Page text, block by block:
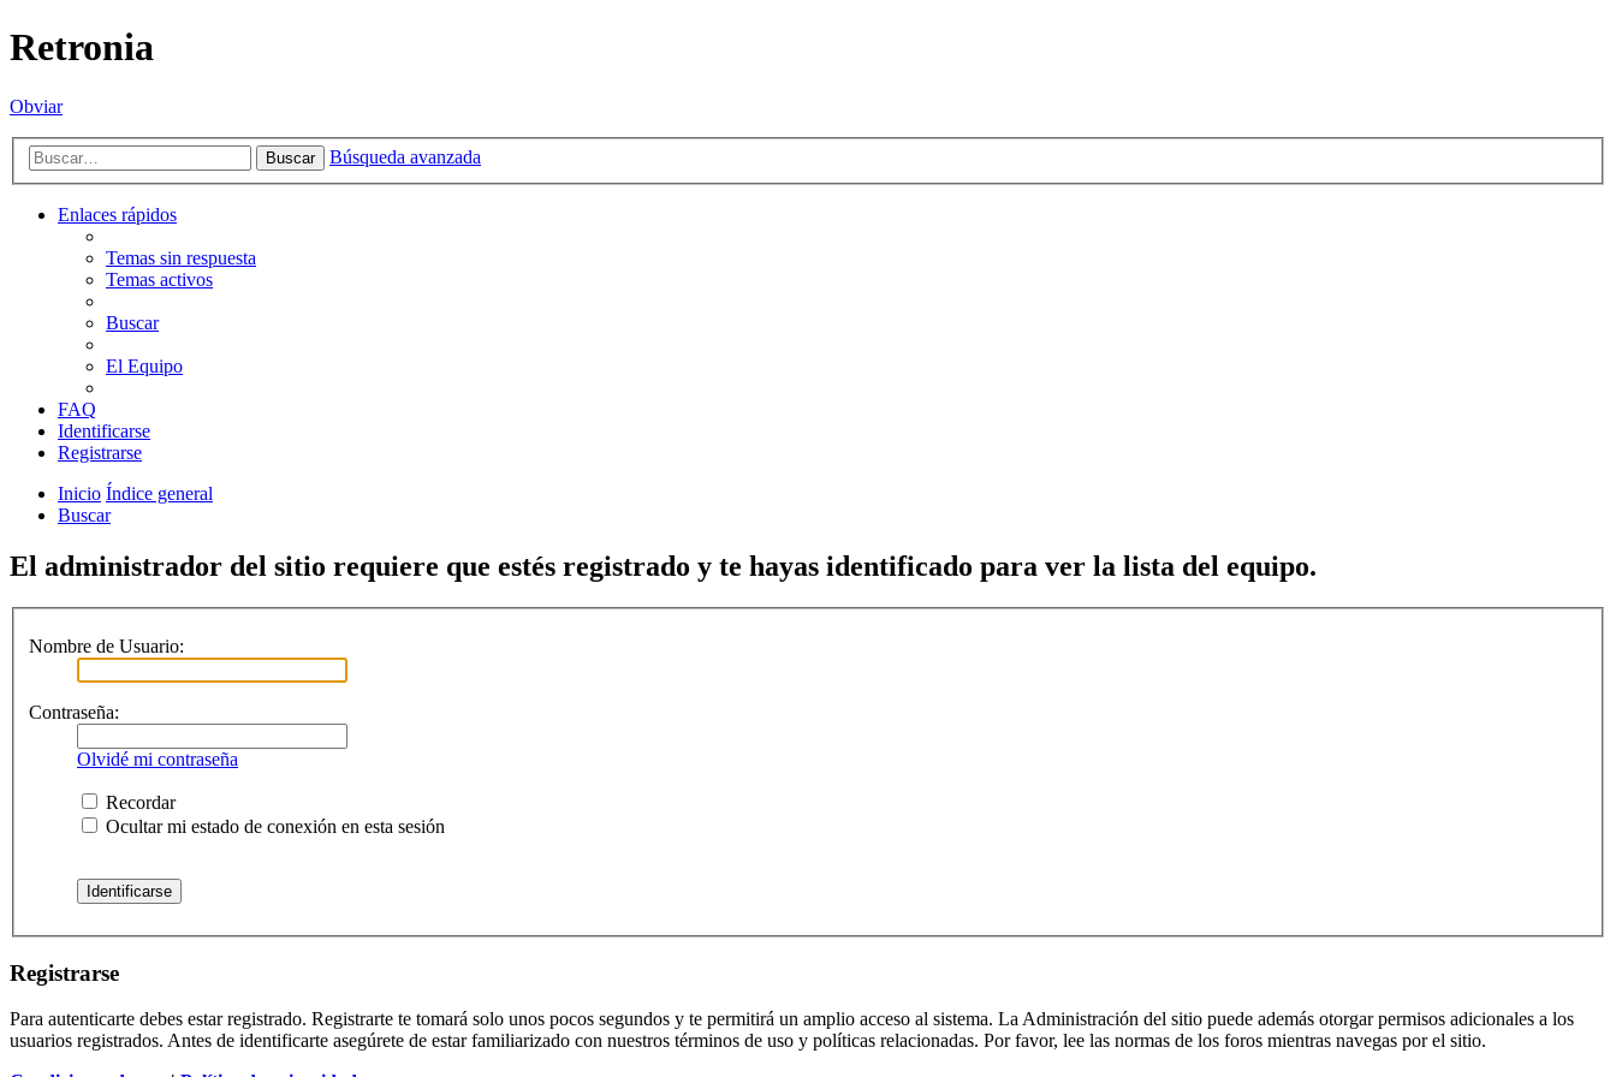
Retronia
Obviar
Buscar Búsqueda avanzada
Enlaces rápidos
Temas sin respuesta
Temas activos
Buscar
El Equipo
FAQ
Identificarse
Registrarse
Inicio Índice general
Buscar
El administrador del sitio requiere que estés registrado y te hayas identificado para ver la lista del equipo.
Nombre de Usuario:
Contraseña:
Olvidé mi contraseña
Recordar
Ocultar mi estado de conexión en esta sesión
Registrarse
Para autenticarte debes estar registrado. Registrarte te tomará solo unos pocos segundos y te permitirá un amplio acceso al sistema. La Administración del sitio puede además otorgar permisos adicionales a los
usuarios registrados. Antes de identificarte asegúrete de estar familiarizado con nuestros términos de uso y políticas relacionadas. Por favor, lee las normas de los foros mientras navegas por el sitio.